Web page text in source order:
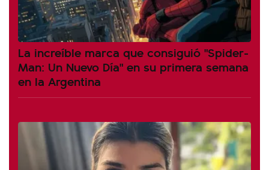
La increíble marca que consiguió "Spider-
Man: Un Nuevo Día" en su primera semana
en la Argentina